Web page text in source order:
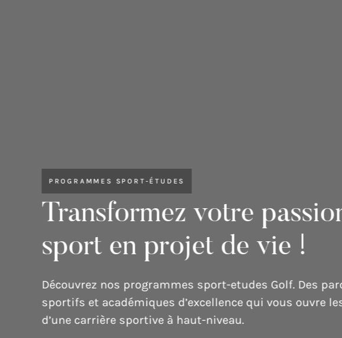
INFRASTRUCTURES ET ÉQUIPEMENTS
Une récompense
pour Stephane Damiano.
En 2021, Stéphane Damiano a reçu le prestigieux prix
Jacobs, choisi parmi les nominés de 43 PGAs du